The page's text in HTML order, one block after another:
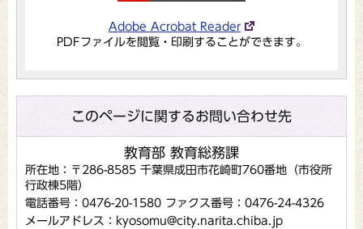
Adobe Acrobat Reader
PDFファイルを閲覧・印刷することができます。
このページに関するお問い合わせ先
教育部 教育総務課
所在地：〒286-8585 千葉県成田市花崎町760番地（市役所
行政棟5階）
電話番号：0476-20-1580 ファクス番号：0476-24-4326
メールアドレス：kyosomu@city.narita.chiba.jp